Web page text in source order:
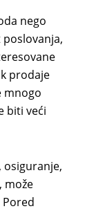
nego
poslovanja,
prodaje
mnogo
biti veći
osiguranje,
može
Pored